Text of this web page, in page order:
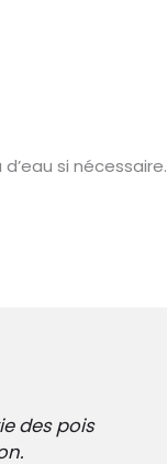
si nécessaire.
des pois